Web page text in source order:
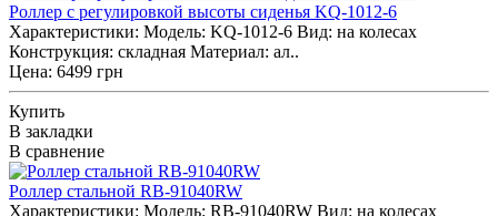
Роллер с регулировкой высоты сиденья KQ-1012-6
Характеристики: Модель: KQ-1012-6 Вид: на колесах
Конструкция: складная Материал: ал..
Цена: 6499 грн
Купить
В закладки
В сравнение
Роллер стальной RB-91040RW
Характеристики: Модель: RB-91040RW Вид: на колесах